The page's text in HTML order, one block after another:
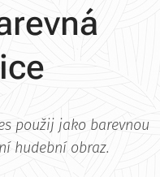
použij jako barevnou
hudební obraz.